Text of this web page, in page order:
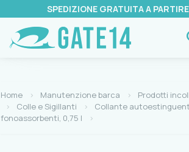
SPEDIZIONE GRATUITA A
Home Manutenzione barca
Prodotti
Colle e Sigillanti
Collante
fonoassorbenti, 0,75 l